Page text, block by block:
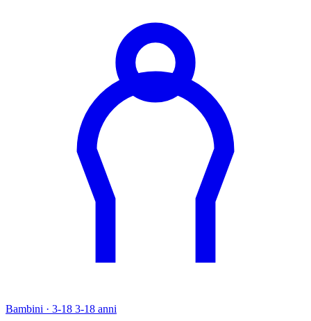
Bambini · 3-18 3-18 anni